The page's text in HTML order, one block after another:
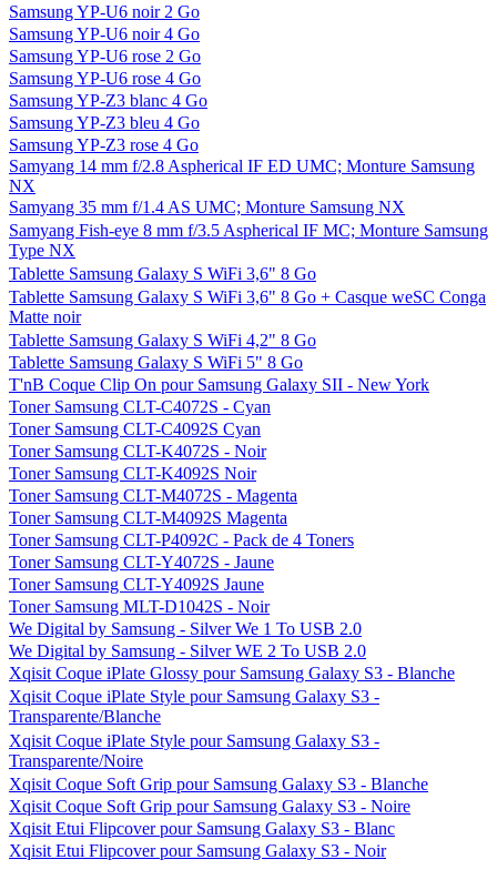
Samsung YP-U6 noir 2 Go
Samsung YP-U6 noir 4 Go
Samsung YP-U6 rose 2 Go
Samsung YP-U6 rose 4 Go
Samsung YP-Z3 blanc 4 Go
Samsung YP-Z3 bleu 4 Go
Samsung YP-Z3 rose 4 Go
Samyang 14 mm f/2.8 Aspherical IF ED UMC; Monture Samsung
NX
Samyang 35 mm f/1.4 AS UMC; Monture Samsung NX
Samyang Fish-eye 8 mm f/3.5 Aspherical IF MC; Monture Samsung
Type NX
Tablette Samsung Galaxy S WiFi 3,6" 8 Go
Tablette Samsung Galaxy S WiFi 3,6" 8 Go + Casque weSC Conga
Matte noir
Tablette Samsung Galaxy S WiFi 4,2" 8 Go
Tablette Samsung Galaxy S WiFi 5" 8 Go
T'nB Coque Clip On pour Samsung Galaxy SII - New York
Toner Samsung CLT-C4072S - Cyan
Toner Samsung CLT-C4092S Cyan
Toner Samsung CLT-K4072S - Noir
Toner Samsung CLT-K4092S Noir
Toner Samsung CLT-M4072S - Magenta
Toner Samsung CLT-M4092S Magenta
Toner Samsung CLT-P4092C - Pack de 4 Toners
Toner Samsung CLT-Y4072S - Jaune
Toner Samsung CLT-Y4092S Jaune
Toner Samsung MLT-D1042S - Noir
We Digital by Samsung - Silver We 1 To USB 2.0
We Digital by Samsung - Silver WE 2 To USB 2.0
Xqisit Coque iPlate Glossy pour Samsung Galaxy S3 - Blanche
Xqisit Coque iPlate Style pour Samsung Galaxy S3 -
Transparente/Blanche
Xqisit Coque iPlate Style pour Samsung Galaxy S3 -
Transparente/Noire
Xqisit Coque Soft Grip pour Samsung Galaxy S3 - Blanche
Xqisit Coque Soft Grip pour Samsung Galaxy S3 - Noire
Xqisit Etui Flipcover pour Samsung Galaxy S3 - Blanc
Xqisit Etui Flipcover pour Samsung Galaxy S3 - Noir